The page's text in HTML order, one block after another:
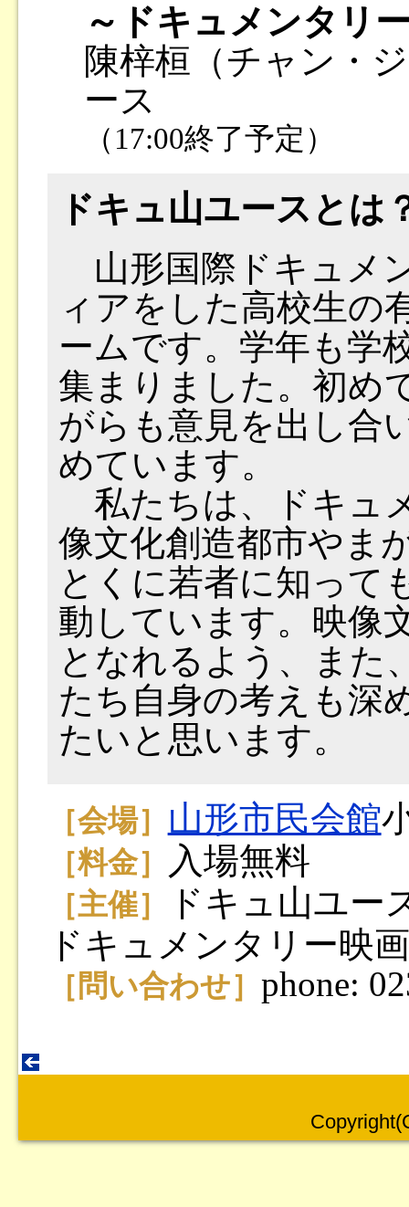
～ドキュメンタリ
陳梓桓（チャン・
ース
（17:00終了予定）
ドキュ山ユースとは
山形国際ドキュメ
ィアをした高校生の
ームです。学年も学
集まりました。初め
がらも意見を出し合
めています。
私たちは、ドキュ
像文化創造都市やま
とくに若者に知って
動しています。映像
となれるよう、また
たち自身の考えも深
たいと思います。
［会場］ 山形市民会館
［料金］ 入場無料
［主催］
ドキュ山ユー
ドキュメンタリー映
［問い合わせ］ phone: